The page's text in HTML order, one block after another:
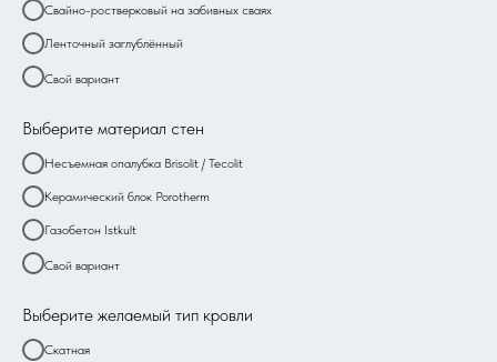
Свайно-ростверковый на забивных сваях
Ленточный заглублённый
Свой вариант
Выберите материал стен
Несъемная опалубка Brisolit / Tecolit
Керамический блок Porotherm
Газобетон Istkult
Свой вариант
Выберите желаемый тип кровли
Скатная